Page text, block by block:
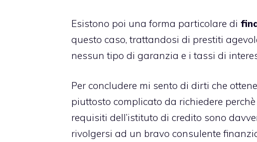
Esistono poi una forma particolare di
questo caso, trattandosi di prestiti
nessun tipo di garanzia e i tassi di
Per concludere mi sento di dirti che
piuttosto complicato da richiedere
requisiti dell’istituto di credito sono
rivolgersi ad un bravo consulente